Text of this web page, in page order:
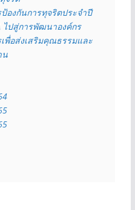
องกันการทุจริตประจำปี
ไปสู่การพัฒนาองค์กร
พื่อส่งเสริมคุณธรรมและ
น